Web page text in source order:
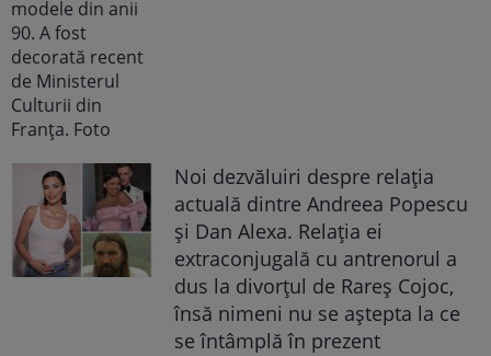
Noi dezvăluiri despre relația
actuală dintre Andreea Popescu
și Dan Alexa. Relația ei
extraconjugală cu antrenorul a
dus la divorțul de Rareș Cojoc,
însă nimeni nu se aștepta la ce
se întâmplă în prezent